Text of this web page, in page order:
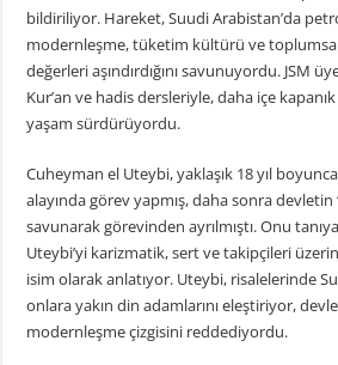
bildiriliyor. Hareket, Suudi Arabistan’da
modernleşme, tüketim kültürü ve
değerleri aşındırdığını savunuyordu. JSM
Kur’an ve hadis dersleriyle, daha içe kapanık
yaşam sürdürüyordu.
Cuheyman el Uteybi, yaklaşık 18 yıl
alayında görev yapmış, daha sonra devletin
savunarak görevinden ayrılmıştı. Onu
Uteybi’yi karizmatik, sert ve takipçileri
isim olarak anlatıyor. Uteybi, risalelerinde
onlara yakın din adamlarını eleştiriyor,
modernleşme çizgisini reddediyordu.